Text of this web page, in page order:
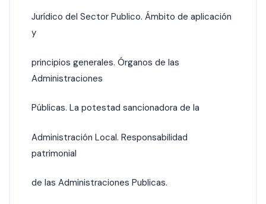
Jurídico del Sector Publico. Ámbito de aplicación
y
principios generales. Órganos de las
Administraciones
Públicas. La potestad sancionadora de la
Administración Local. Responsabilidad
patrimonial
de las Administraciones Publicas.